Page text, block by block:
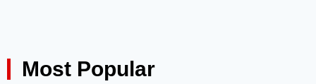
Most Popular